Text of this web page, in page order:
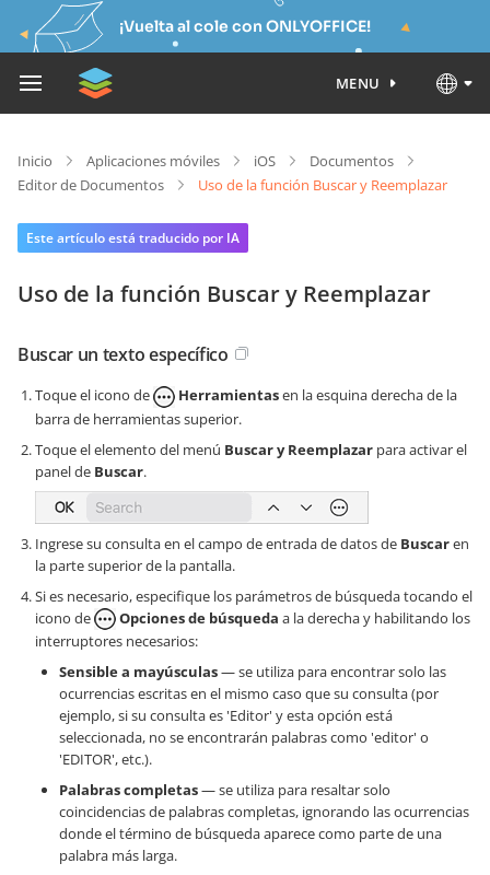
¡Vuelta al cole con ONLYOFFICE!
MENU
Inicio Aplicaciones móviles iOS
Documentos
Editor de Documentos
Uso de la función Buscar y Reemplazar
Este artículo está traducido por IA
Uso de la función Buscar y Reemplazar
Buscar un texto específico
Toque el icono de Herramientasen la esquina derecha de la
barra de herramientas superior.
Toque el elemento del menú Buscar y Reemplazar para activar el
panel de Buscar.
Ingrese su consulta en el campo de entrada de datos de Buscaren
la parte superior de la pantalla.
Si es necesario, especifique los parámetros de búsqueda tocando el
icono de
Opciones de búsqueda a la derecha y habilitando los
interruptores necesarios:
Sensible a mayúsculas— se utiliza para encontrar solo las
ocurrencias escritas en el mismo caso que su consulta (por
ejemplo, si su consulta es 'Editor' y esta opción está
seleccionada, no se encontrarán palabras como 'editor' o
'EDITOR', etc.).
Palabras completas— se utiliza para resaltar solo
coincidencias de palabras completas, ignorando las ocurrencias
donde el término de búsqueda aparece como parte de una
palabra más larga.